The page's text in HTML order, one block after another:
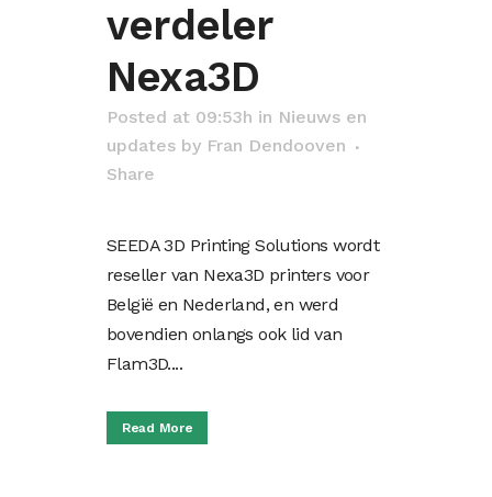
verdeler
Nexa3D
Posted at 09:53h in Nieuws en
updates by Fran Dendooven
Share
SEEDA 3D Printing Solutions wordt
reseller van Nexa3D printers voor
België en Nederland, en werd
bovendien onlangs ook lid van
Flam3D....
Read More